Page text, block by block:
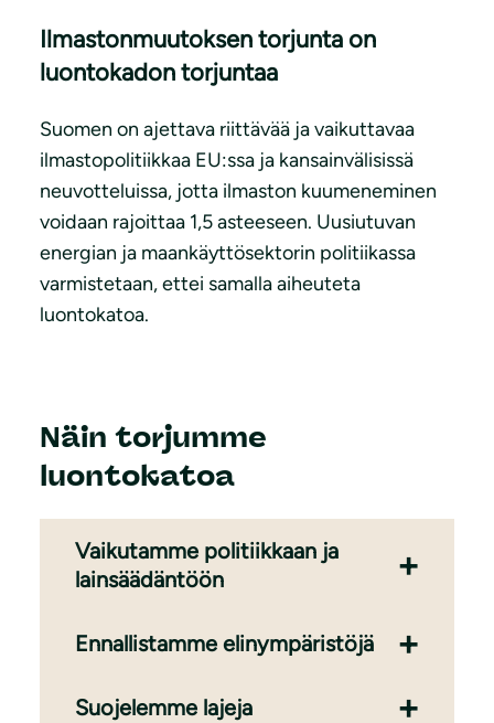
Ilmastonmuutoksen torjunta on
luontokadon torjuntaa
Suomen on ajettava riittävää ja vaikuttavaa
ilmastopolitiikkaa EU:ssa ja kansainvälisissä
neuvotteluissa, jotta ilmaston kuumeneminen
voidaan rajoittaa 1,5 asteeseen. Uusiutuvan
energian ja maankäyttösektorin politiikassa
varmistetaan, ettei samalla aiheuteta
luontokatoa.
Näin torjumme
luontokatoa
Vaikutamme politiikkaan ja
lainsäädäntöön
Ennallistamme elinympäristöjä
Suojelemme lajeja